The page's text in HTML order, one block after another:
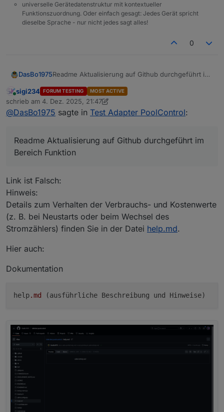
universelle Gerätedatenstruktur mit kontextueller
Funktionszuordnung. Oder einfach gesagt: Jedes Gerät spricht
dieselbe Sprache - nur nicht jedes sagt alles!
0
DasBo1975Readme Aktualisierung auf Github durchgeführt im
Online
sigi234 FORUM TESTING MOST ACTIVE
schrieb am 4. Dez. 2025, 21:47
zuletzt editiert von sigi234 12. Apr. 2025, 22:54
@DasBo1975 sagte in Test Adapter PoolControl:
Readme Aktualisierung auf Github durchgeführt im
Bereich Funktion
Link ist Falsch:
Hinweis:
Details zum Verhalten der Verbrauchs- und Kostenwerte
(z. B. bei Neustarts oder beim Wechsel des
Stromzählers) finden Sie in der Datei help.md.
Hier auch:
Dokumentation
help.md